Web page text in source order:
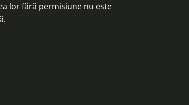
lor fără permisiune nu este